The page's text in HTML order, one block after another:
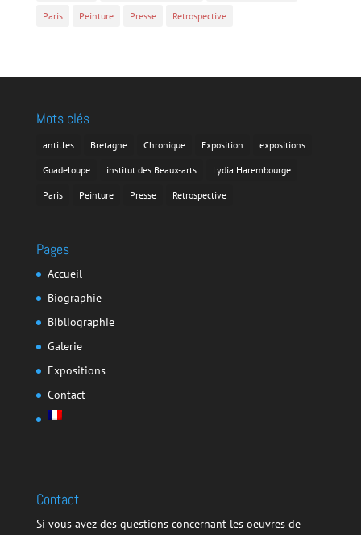
Paris Peinture Presse Retrospective
Mots clés
antilles Bretagne Chronique Exposition expositions
Guadeloupe institut des Beaux-arts Lydia Harembourge
Paris Peinture Presse Retrospective
Pages
Accueil
Biographie
Bibliographie
Galerie
Expositions
Contact
Contact
Si vous avez des questions concernant les oeuvres de